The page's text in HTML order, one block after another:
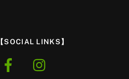
【SOCIAL LINKS】